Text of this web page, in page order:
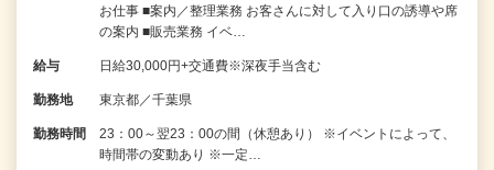
お仕事 ■案内／整理業務 お客さんに対して入り口の誘導や席
の案内 ■販売業務 イベ…
給与 日給30,000円+交通費※深夜手当含む
勤務地 東京都／千葉県
勤務時間
23：00～翌23：00の間（休憩あり） ※イベントによって、
時間帯の変動あり ※一定…